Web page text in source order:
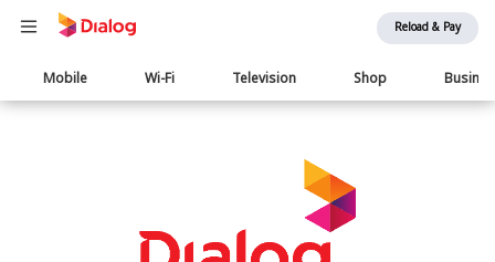
Reload & Pay
Main
navigation
Mobile Wi-Fi Television Shop